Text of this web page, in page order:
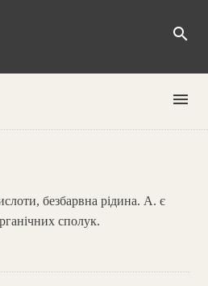
search
menu
безбарвна рідина. А. є
сполук.